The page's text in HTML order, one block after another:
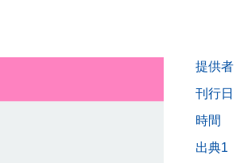
提供者
刊行日
時間
出典1